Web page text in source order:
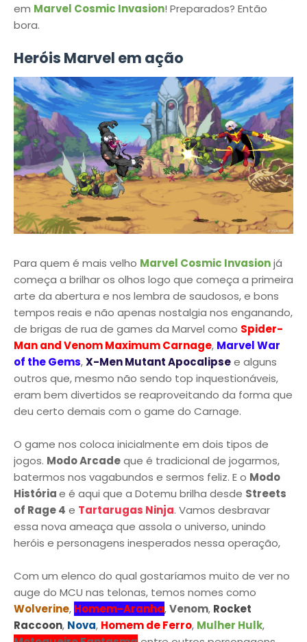
em Marvel Cosmic Invasion! Preparados? Então
bora.
Heróis Marvel em ação
Para quem é mais velho Marvel Cosmic Invasionjá
começa a brilhar os olhos logo que começa a primeira
arte da abertura e nos lembra de saudosos, e bons
tempos reais e não apenas nostalgia nos enganando,
de brigas de rua de games da Marvel como Spider-
Man and Venom Maximum Carnage, Marvel War
of the Gems,X-Men Mutant Apocalipsee alguns
outros que, mesmo não sendo top inquestionáveis,
eram bem divertidos se reaproveitando da forma que
deu certo demais com o game do Carnage.
O game nos coloca inicialmente em dois tipos de
jogos. Modo Arcadeque é tradicional de jogarmos,
batermos nos vagabundos e sermos feliz. E o Modo
Históriae é aqui que a Dotemu brilha desde Streets
of Rage 4 e Tartarugas Ninja. Vamos desbravar
essa nova ameaça que assola o universo, unindo
heróis e personagens inesperados nessa operação,
Com um elenco do qual gostaríamos muito de ver no
auge do MCU nas telonas, temos nomes como
Wolverine, Homem-Aranha,Venom, Rocket
Raccoon, Nova, Homem de Ferro, Mulher Hulk,